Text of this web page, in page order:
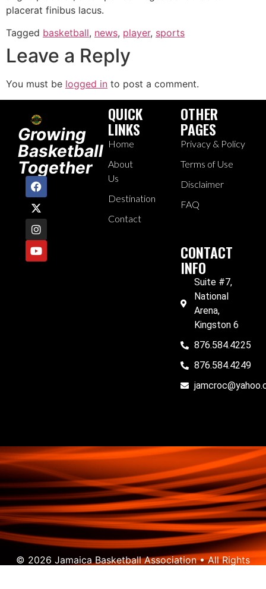
placerat finibus lacus.
Tagged basketball, news, player, sports
Leave a Reply
You must be logged in to post a comment.
Growing
Basketball
Together
QUICK
LINKS
Home
About
Us
Destination
Contact
OTHER
PAGES
Privacy & Policy
Terms of Use
Disclaimer
FAQ
CONTACT
INFO
Suite #7,
National
Arena,
Kingston 6
876.584.4225
876.584.4249
© 2026 Jamaica Basketball Association • All Rights